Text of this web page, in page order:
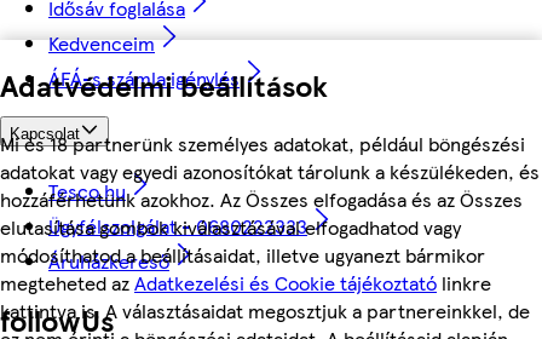
Adatvédelmi beállítások
Mi és 18 partnerünk személyes adatokat, például böngészési
adatokat vagy egyedi azonosítókat tárolunk a készülékeden, és
hozzáférhetünk azokhoz. Az Összes elfogadása és az Összes
elutasítása gombok kiválasztásával elfogadhatod vagy
módosíthatod a beállításaidat, illetve ugyanezt bármikor
megteheted azAdatkezelési és Cookie tájékoztató linkre
kattintva is. A választásaidat megosztjuk a partnereinkkel, de
Idősáv foglalása
Kedvenceim
ÁFÁ-s számla igénylés
Kapcsolat
Tesco.hu
Ügyfélszolgálat - 0680222333
Áruházkereső
followUs